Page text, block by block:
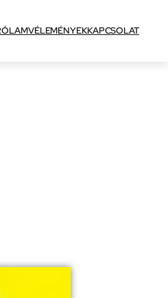
VÉLEMÉNYEKKAPCSOLAT